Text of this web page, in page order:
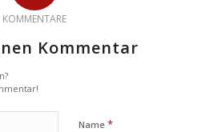
KOMMENTARE
Kommentar
Name *